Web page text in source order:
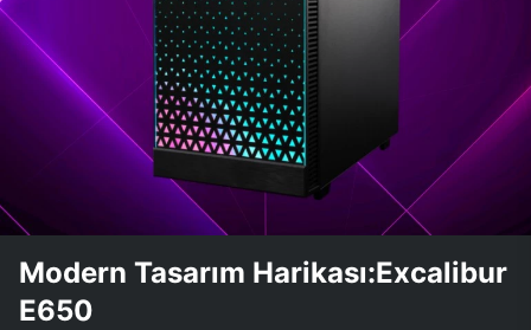
Modern Tasarım Harikası:Excalibur
E650